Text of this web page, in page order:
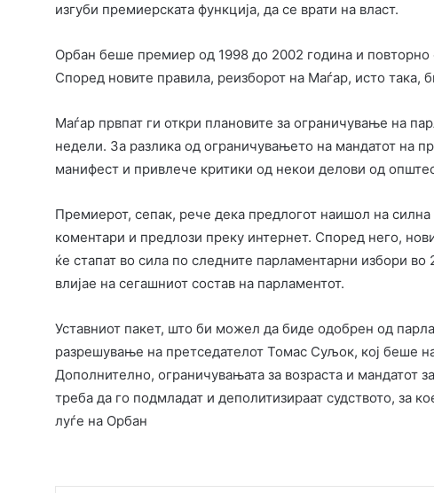
изгуби премиерската функција, да се врати на власт.
Орбан беше премиер од 1998 до 2002 година и повторно
Според новите правила, реизборот на Маѓар, исто така,
Маѓар првпат ги откри плановите за ограничување на
недели. За разлика од ограничувањето на мандатот на
манифест и привлече критики од некои делови од
Премиерот, сепак, рече дека предлогот наишол на
коментари и предлози преку интернет. Според него,
ќе стапат во сила по следните парламентарни избори
влијае на сегашниот состав на парламентот.
Уставниот пакет, што би можел да биде одобрен од
разрешување на претседателот Томас Суљок, кој беше
Дополнително, ограничувањата за возраста и мандатот
треба да го подмладат и деполитизираат судството, за
луѓе на Орбан